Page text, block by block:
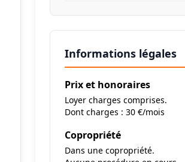
Informations légales
Prix et honoraires
Loyer charges comprises.
Dont charges : 30 €/mois
Copropriété
Dans une copropriété.